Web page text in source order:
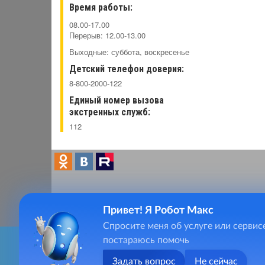
Время работы:
08.00-17.00
Перерыв: 12.00-13.00
Выходные: суббота, воскресенье
Детский телефон доверия:
8-800-2000-122
Единый номер вызова
экстренных служб:
112
Для качественного предоставления услуг, сайт
(сведения о местоположении; ip-адрес; тип, язык, версия
Главная
Фотогалерея
Видеогалерея
Контакты
Привет! Я Робот Макс
Спросите меня об услуге или
постараюсь помочь
Задать вопрос Не сейчас